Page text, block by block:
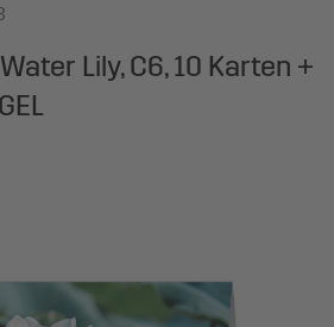
Lily, C6, 10 Karten +